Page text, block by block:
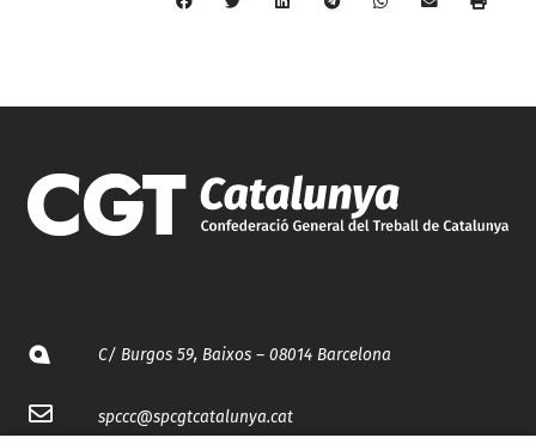
C/ Burgos 59, Baixos – 08014 Barcelona
spccc@spcgtcatalunya.cat